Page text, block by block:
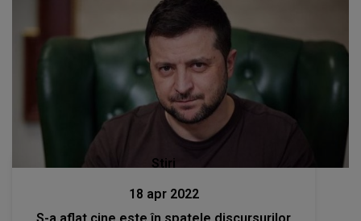
Stiri
18 apr 2022